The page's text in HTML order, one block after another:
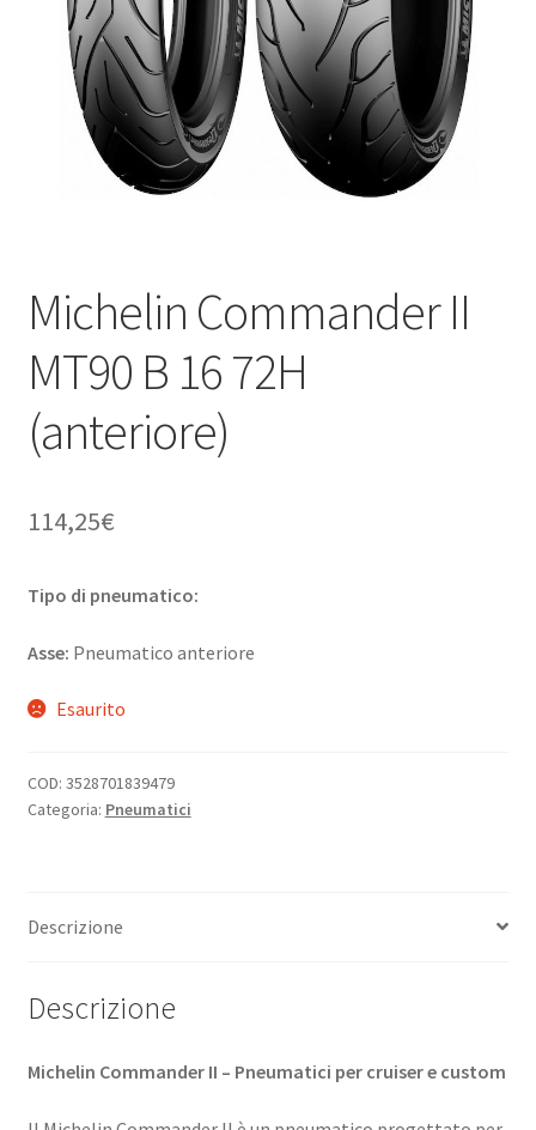
child
Michelin Commander II
MT90 B 16 72H
(anteriore)
114,25€
Tipo di pneumatico:
Asse: Pneumatico anteriore
Esaurito
COD: 3528701839479
Categoria: Pneumatici
Descrizione
Descrizione
Michelin Commander II – Pneumatici per cruiser e custom